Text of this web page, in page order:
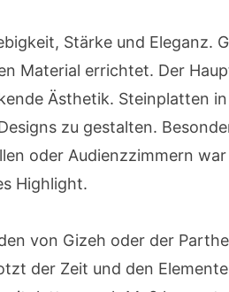
Stärke und Eleganz.
Material errichtet. Der
Ästhetik. Steinplatten
zu gestalten.
oder Audienzzimmern
Highlight.
von Gizeh oder der
der Zeit und den